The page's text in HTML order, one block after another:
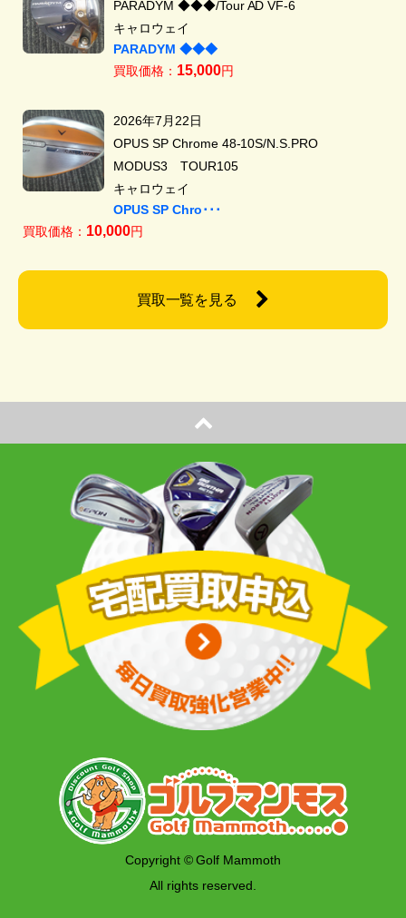
PARADYM ◆◆◆/Tour AD VF-6
キャロウェイ
PARADYM ◆◆◆
買取価格： 15,000円
2026年7月22日
OPUS SP Chrome 48-10S/N.S.PRO
MODUS3 TOUR105
キャロウェイ
OPUS SP Chro･･･
買取価格： 10,000円
買取一覧を見る
Copyright © Golf Mammoth
All rights reserved.